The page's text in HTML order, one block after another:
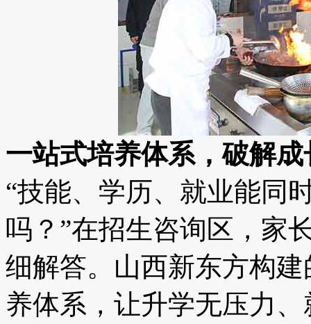
一站式培养体系，破解成
“技能、学历、就业能同
吗？”在招生咨询区，家
细解答。山西新东方构
养体系，让升学无压力